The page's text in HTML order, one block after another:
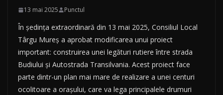
13 mai 2025 Punctul
În ședința extraordinară din 13 mai 2025, Consiliul Local
Târgu Mureș a aprobat modificarea unui proiect
important: construirea unei legături rutiere între strada
Budiului și Autostrada Transilvania. Acest proiect face
parte dintr-un plan mai mare de realizare a unei centuri
ocolitoare a orașului, care va lega principalele drumuri